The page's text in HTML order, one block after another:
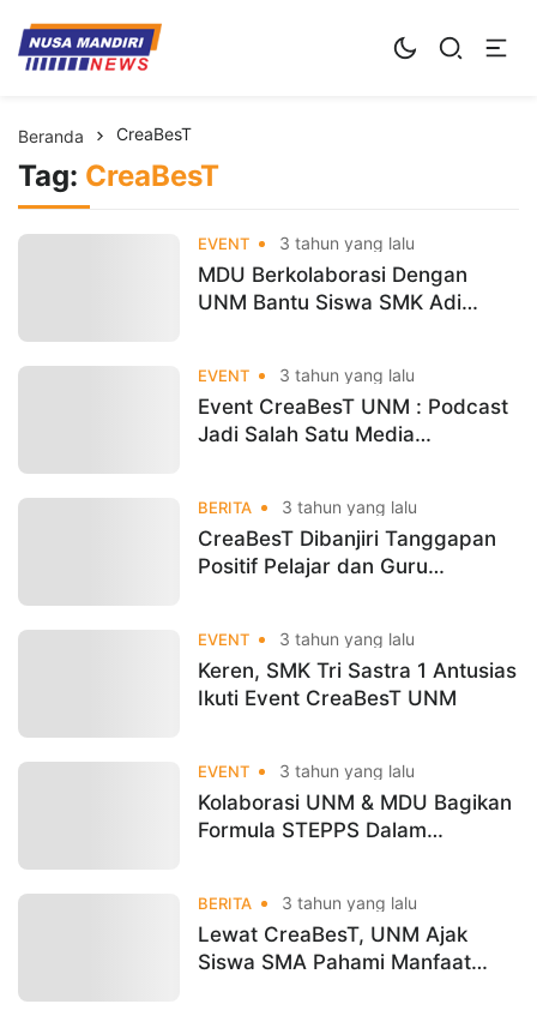
Kampus Digital Bisnis
Universitas Nusa Mandiri
Beranda CreaBesT
Tag: CreaBesT
EVENT 3 tahun yang lalu
MDU Berkolaborasi Dengan
UNM Bantu Siswa SMK Adi
EVENT 3 tahun yang lalu
Event CreaBesT UNM : Podcast
Jadi Salah Satu Media
BERITA 3 tahun yang lalu
CreaBesT Dibanjiri Tanggapan
Positif Pelajar dan Guru
EVENT 3 tahun yang lalu
Keren, SMK Tri Sastra 1 Antusias
Ikuti Event CreaBesT UNM
EVENT 3 tahun yang lalu
Kolaborasi UNM & MDU Bagikan
Formula STEPPS Dalam
BERITA 3 tahun yang lalu
Lewat CreaBesT, UNM Ajak
Siswa SMA Pahami Manfaat